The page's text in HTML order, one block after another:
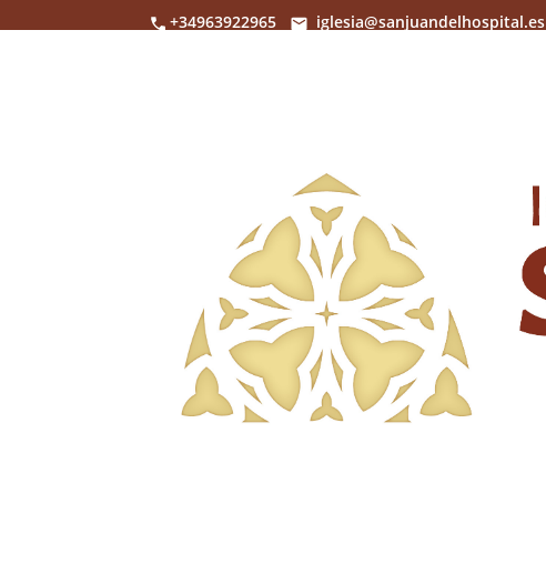
+34963922965 iglesia@sanjuandelhospital.es